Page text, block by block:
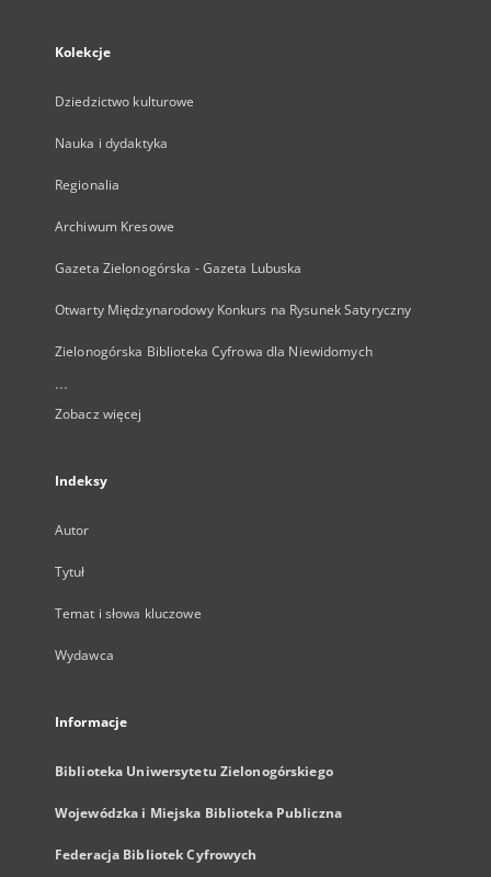
Kolekcje
Dziedzictwo kulturowe
Nauka i dydaktyka
Regionalia
Archiwum Kresowe
Gazeta Zielonogórska - Gazeta Lubuska
Otwarty Międzynarodowy Konkurs na Rysunek Satyryczny
Zielonogórska Biblioteka Cyfrowa dla Niewidomych
...
Zobacz więcej
Indeksy
Autor
Tytuł
Temat i słowa kluczowe
Wydawca
Informacje
Biblioteka Uniwersytetu Zielonogórskiego
Wojewódzka i Miejska Biblioteka Publiczna
Federacja Bibliotek Cyfrowych